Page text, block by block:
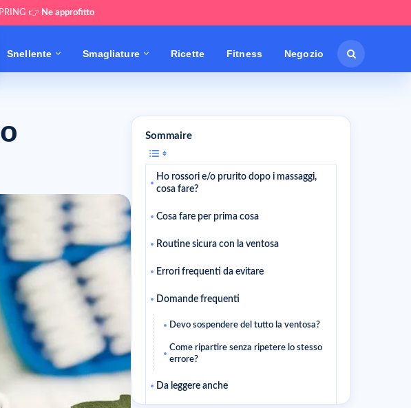
👉 Ne approfitto
Snellente Smagliature Ricette Fitness Negozio
Sommaire
Ho rossori e/o prurito dopo i massaggi,
cosa fare?
Cosa fare per prima cosa
Routine sicura con la ventosa
Errori frequenti da evitare
Domande frequenti
Devo sospendere del tutto la ventosa?
Come ripartire senza ripetere lo stesso
errore?
Da leggere anche